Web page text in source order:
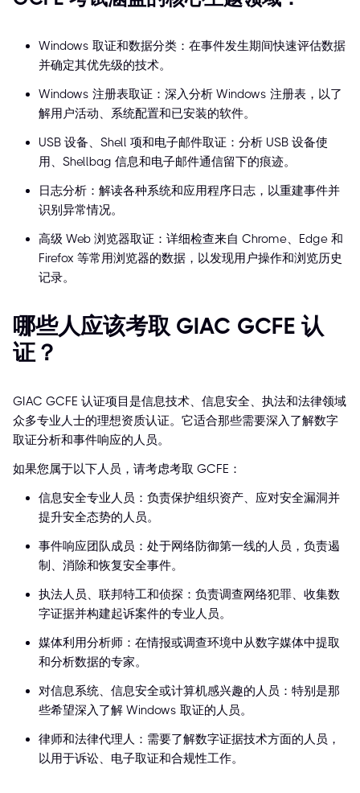
Windows 取证和数据分类：在事件发生期间快速评估数据
并确定其优先级的技术。
Windows 注册表取证：深入分析 Windows 注册表，以了
解用户活动、系统配置和已安装的软件。
USB 设备、Shell 项和电子邮件取证：分析 USB 设备使
用、Shellbag 信息和电子邮件通信留下的痕迹。
日志分析：解读各种系统和应用程序日志，以重建事件并
识别异常情况。
高级 Web 浏览器取证：详细检查来自 Chrome、Edge 和
Firefox 等常用浏览器的数据，以发现用户操作和浏览历史
记录。
哪些人应该考取 GIAC GCFE 认
证？
GIAC GCFE 认证项目是信息技术、信息安全、执法和法律领域
众多专业人士的理想资质认证。它适合那些需要深入了解数字
取证分析和事件响应的人员。
如果您属于以下人员，请考虑考取 GCFE：
信息安全专业人员：负责保护组织资产、应对安全漏洞并
提升安全态势的人员。
事件响应团队成员：处于网络防御第一线的人员，负责遏
制、消除和恢复安全事件。
执法人员、联邦特工和侦探：负责调查网络犯罪、收集数
字证据并构建起诉案件的专业人员。
媒体利用分析师：在情报或调查环境中从数字媒体中提取
和分析数据的专家。
对信息系统、信息安全或计算机感兴趣的人员：特别是那
些希望深入了解 Windows 取证的人员。
律师和法律代理人：需要了解数字证据技术方面的人员，
以用于诉讼、电子取证和合规性工作。